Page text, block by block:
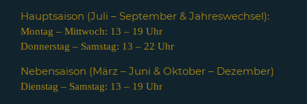
Hauptsaison (Juli – September & Jahreswechsel):
Montag – Mittwoch: 13 – 19 Uhr
Donnerstag – Samstag: 13 – 22 Uhr
Nebensaison (März – Juni & Oktober – Dezember)
Dienstag – Samstag: 13 – 19 Uhr